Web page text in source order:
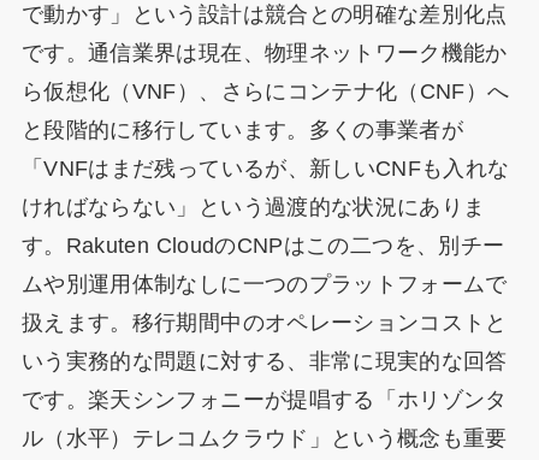
で動かす」という設計は競合との明確な差別化点
です。通信業界は現在、物理ネットワーク機能か
ら仮想化（VNF）、さらにコンテナ化（CNF）へ
と段階的に移行しています。多くの事業者が
「VNFはまだ残っているが、新しいCNFも入れな
ければならない」という過渡的な状況にありま
す。Rakuten CloudのCNPはこの二つを、別チー
ムや別運用体制なしに一つのプラットフォームで
扱えます。移行期間中のオペレーションコストと
いう実務的な問題に対する、非常に現実的な回答
です。楽天シンフォニーが提唱する「ホリゾンタ
ル（水平）テレコムクラウド」という概念も重要